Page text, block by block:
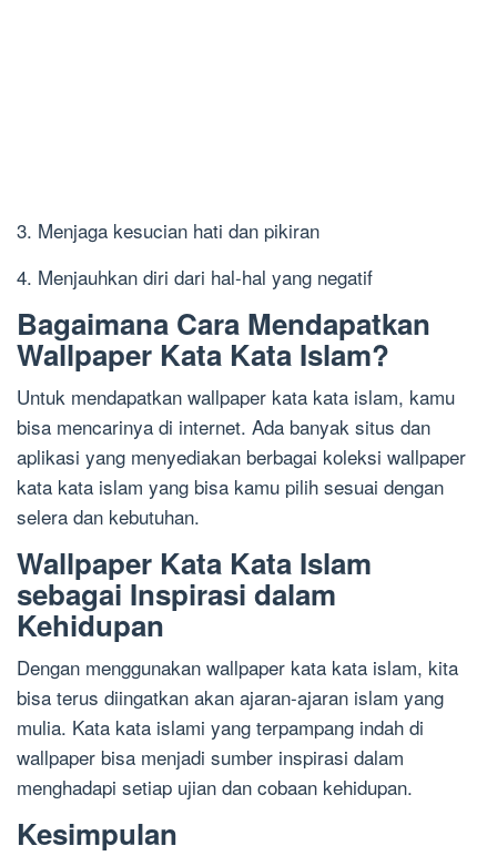
3. Menjaga kesucian hati dan pikiran
4. Menjauhkan diri dari hal-hal yang negatif
Bagaimana Cara Mendapatkan
Wallpaper Kata Kata Islam?
Untuk mendapatkan wallpaper kata kata islam, kamu
bisa mencarinya di internet. Ada banyak situs dan
aplikasi yang menyediakan berbagai koleksi wallpaper
kata kata islam yang bisa kamu pilih sesuai dengan
selera dan kebutuhan.
Wallpaper Kata Kata Islam
sebagai Inspirasi dalam
Kehidupan
Dengan menggunakan wallpaper kata kata islam, kita
bisa terus diingatkan akan ajaran-ajaran islam yang
mulia. Kata kata islami yang terpampang indah di
wallpaper bisa menjadi sumber inspirasi dalam
menghadapi setiap ujian dan cobaan kehidupan.
Kesimpulan